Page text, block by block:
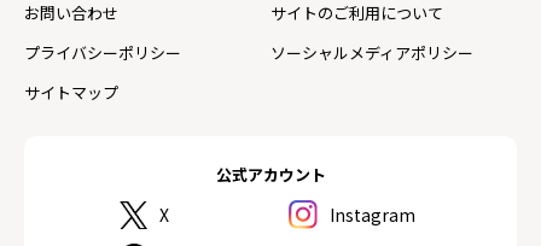
公式アカウント
X Instagram
お問い合わせ
サイトのご利用について
プライバシーポリシー
ソーシャルメディアポリシー
サイトマップ